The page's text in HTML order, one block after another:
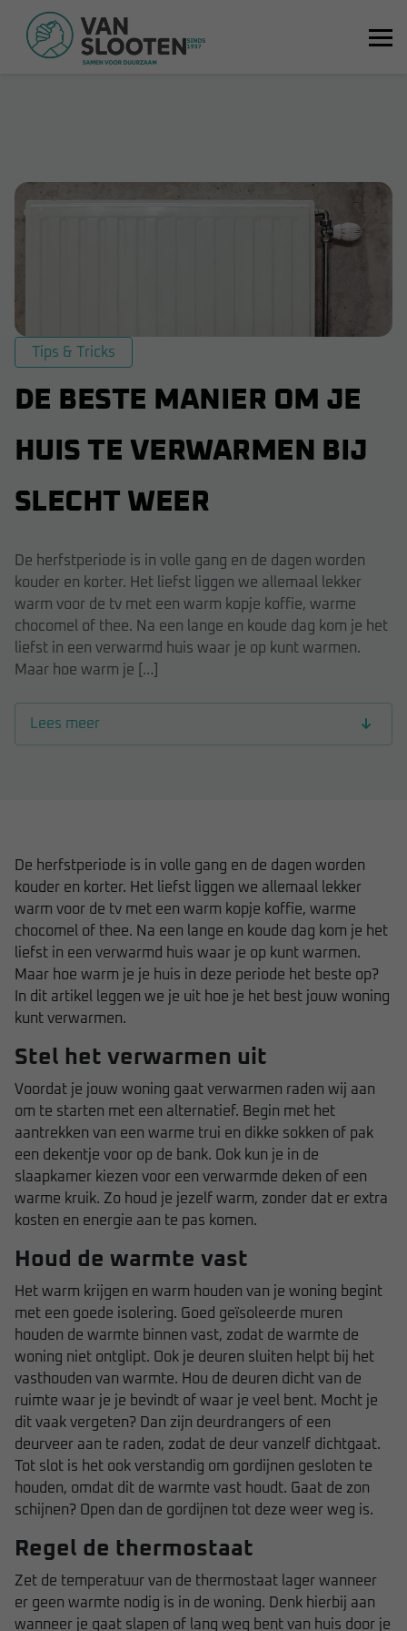
Tips & Tricks
DE BESTE MANIER OM JE
HUIS TE VERWARMEN BIJ
SLECHT WEER
De herfstperiode is in volle gang en de dagen worden
kouder en korter. Het liefst liggen we allemaal lekker
warm voor de tv met een warm kopje koffie, warme
chocomel of thee. Na een lange en koude dag kom je het
liefst in een verwarmd huis waar je op kunt warmen.
Maar hoe warm je […]
Lees meer
De herfstperiode is in volle gang en de dagen worden
kouder en korter. Het liefst liggen we allemaal lekker
warm voor de tv met een warm kopje koffie, warme
chocomel of thee. Na een lange en koude dag kom je het
liefst in een verwarmd huis waar je op kunt warmen.
Maar hoe warm je je huis in deze periode het beste op?
In dit artikel leggen we je uit hoe je het best jouw woning
kunt verwarmen.
Stel het verwarmen uit
Voordat je jouw woning gaat verwarmen raden wij aan
om te starten met een alternatief. Begin met het
aantrekken van een warme trui en dikke sokken of pak
een dekentje voor op de bank. Ook kun je in de
slaapkamer kiezen voor een verwarmde deken of een
warme kruik. Zo houd je jezelf warm, zonder dat er extra
kosten en energie aan te pas komen.
Houd de warmte vast
Het warm krijgen en warm houden van je woning begint
met een goede isolering. Goed geïsoleerde muren
houden de warmte binnen vast, zodat de warmte de
woning niet ontglipt. Ook je deuren sluiten helpt bij het
vasthouden van warmte. Hou de deuren dicht van de
ruimte waar je je bevindt of waar je veel bent. Mocht je
dit vaak vergeten? Dan zijn deurdrangers of een
deurveer aan te raden, zodat de deur vanzelf dichtgaat.
Tot slot is het ook verstandig om gordijnen gesloten te
houden, omdat dit de warmte vast houdt. Gaat de zon
schijnen? Open dan de gordijnen tot deze weer weg is.
Regel de thermostaat
Zet de temperatuur van de thermostaat lager wanneer
er geen warmte nodig is in de woning. Denk hierbij aan
wanneer je gaat slapen of lang weg bent van huis door je